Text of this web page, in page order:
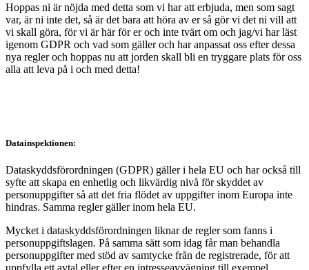
Hoppas ni är nöjda med detta som vi har att erbjuda, men som sagt
var, är ni inte det, så är det bara att höra av er så gör vi det ni vill att
vi skall göra, för vi är här för er och inte tvärt om och jag/vi har läst
igenom GDPR och vad som gäller och har anpassat oss efter dessa
nya regler och hoppas nu att jorden skall bli en tryggare plats för oss
alla att leva på i och med detta!
Datainspektionen:
Dataskyddsförordningen (GDPR) gäller i hela EU och har också till
syfte att skapa en enhetlig och likvärdig nivå för skyddet av
personuppgifter så att det fria flödet av uppgifter inom Europa inte
hindras. Samma regler gäller inom hela EU.
Mycket i dataskyddsförordningen liknar de regler som fanns i
personuppgiftslagen. På samma sätt som idag får man behandla
personuppgifter med stöd av samtycke från de registrerade, för att